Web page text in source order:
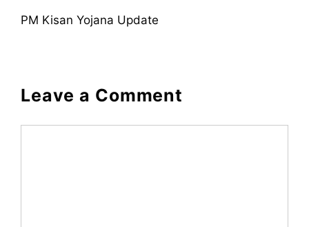
PM Kisan Yojana Update
Leave a Comment